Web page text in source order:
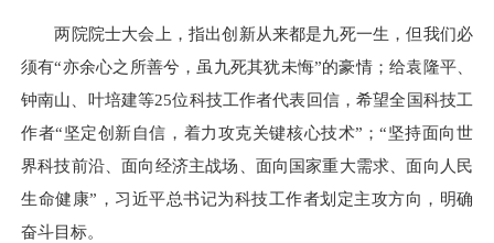
两院院士大会上，指出创新从来都是九死一生，但我们必
须有“亦余心之所善兮，虽九死其犹未悔”的豪情；给袁隆平、
钟南山、叶培建等25位科技工作者代表回信，希望全国科技工
作者“坚定创新自信，着力攻克关键核心技术”；“坚持面向世
界科技前沿、面向经济主战场、面向国家重大需求、面向人民
生命健康”，习近平总书记为科技工作者划定主攻方向，明确
奋斗目标。